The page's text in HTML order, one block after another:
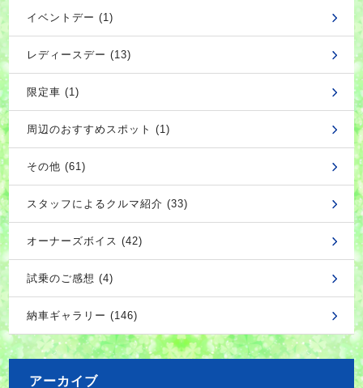
イベントデー (1)
レディースデー (13)
限定車 (1)
周辺のおすすめスポット (1)
その他 (61)
スタッフによるクルマ紹介 (33)
オーナーズボイス (42)
試乗のご感想 (4)
納車ギャラリー (146)
アーカイブ